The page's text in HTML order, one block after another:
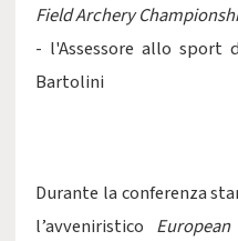
Field Archery
- l'Assessore allo sport
Bartolini
Durante la conferenza
l’avveniristico